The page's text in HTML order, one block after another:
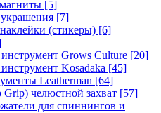
[5]
[7]
(стикеры) [6]
Grows Culture [20]
Kosadaka [45]
Leatherman [64]
челюстной захват [57]
для спиннингов и